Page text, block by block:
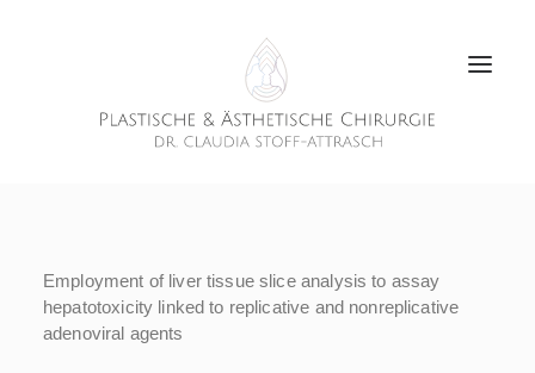
Employment of liver tissue slice analysis to assay
hepatotoxicity linked to replicative and nonreplicative
adenoviral agents